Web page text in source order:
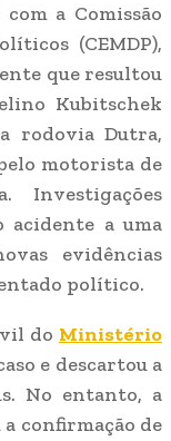
a Comissão
(CEMDP),
que resultou
Kubitschek
rodovia Dutra,
motorista de
Investigações
acidente a uma
evidências
político.
do Ministério
e descartou a
No entanto, a
confirmação de